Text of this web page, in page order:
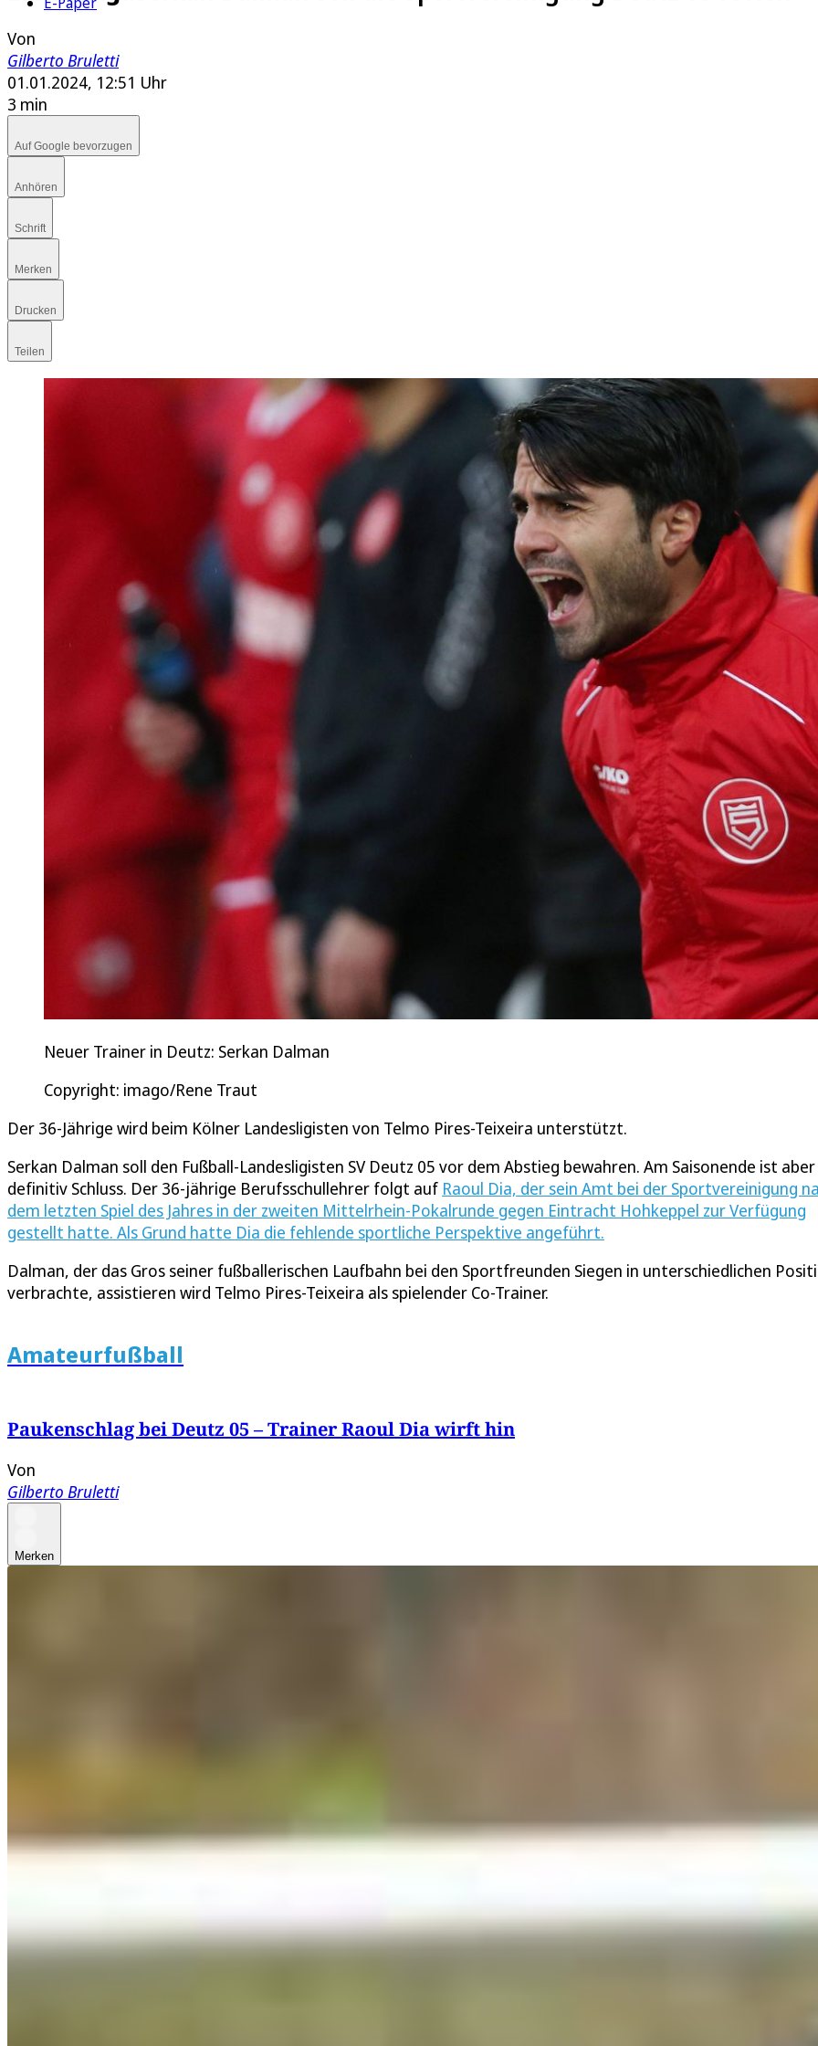
Von
Gilberto Bruletti
01.01.2024, 12:51 Uhr
3 min
Auf Google bevorzugen
Anhören
Schrift
Merken
Drucken
Teilen
Neuer Trainer in Deutz: Serkan Dalman
Copyright: imago/Rene Traut
Der 36-Jährige wird beim Kölner Landesligisten von Telmo Pires-Teixeira unterstützt.
Serkan Dalman soll den Fußball-Landesligisten SV Deutz 05 vor dem Abstieg bewahren. Am Saisonende ist aber
definitiv Schluss. Der 36-jährige Berufsschullehrer folgt auf Raoul Dia, der sein Amt bei der Sportvereinigung
dem letzten Spiel des Jahres in der zweiten Mittelrhein-Pokalrunde gegen Eintracht Hohkeppel zur Verfügung
gestellt hatte. Als Grund hatte Dia die fehlende sportliche Perspektive angeführt.
Dalman, der das Gros seiner fußballerischen Laufbahn bei den Sportfreunden Siegen in unterschiedlichen
verbrachte, assistieren wird Telmo Pires-Teixeira als spielender Co-Trainer.
Amateurfußball
Paukenschlag bei Deutz 05 – Trainer Raoul Dia wirft hin
Von
Gilberto Bruletti
Merken